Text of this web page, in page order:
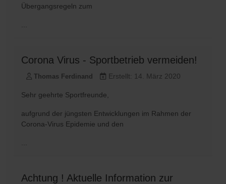
Übergangsregeln zum
Corona Virus - Sportbetrieb vermeiden!
Thomas Ferdinand Erstellt: 14. März 2020
Sehr geehrte Sportfreunde,
aufgrund der jüngsten Entwicklungen im Rahmen der
Corona-Virus Epidemie und den
Achtung ! Aktuelle Information zur